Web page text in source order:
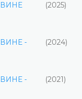
(2025)
-
(2024)
-
(2021)